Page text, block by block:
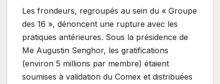
Les frondeurs, regroupés au sein du « Groupe
des 16 », dénoncent une rupture avec les
pratiques antérieures. Sous la présidence de
Me Augustin Senghor, les gratifications
(environ 5 millions par membre) étaient
soumises à validation du Comex et distribuées